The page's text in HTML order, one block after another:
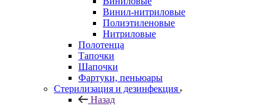
Винил-нитриловые
Полиэтиленовые
Нитриловые
Полотенца
Тапочки
Шапочки
Фартуки, пеньюары
Стерилизация и дезинфекция
Назад